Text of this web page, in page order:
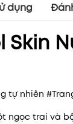
dụng
Skin
tự nhiên
ngọc trai và